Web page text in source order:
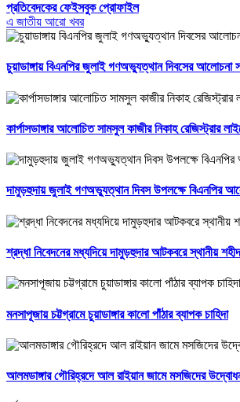
প্রতিবেদকের ফেইসবুক প্রোফাইল
এ জাতীয় আরো খবর
চুয়াডাঙ্গায় বিএনপির জুলাই গণঅভ্যুত্থান দিবসের আলোচনা
কার্পাসডাঙ্গার আলোচিত সামসুল কাজীর নিকাহ রেজিস্ট্রার
দামুড়হুদায় জুলাই গণঅভ্যুত্থান দিবস উপলক্ষে বিএনপির
শ্রদ্ধা নিবেদনের মধ্যদিয়ে দামুড়হুদার আটকবরে স্থানীয়
মনসাপূজায় চট্টগ্রামে চুয়াডাঙ্গার কালো পাঁঠার ব্যাপক চাহিদা
আলমডাঙ্গার গৌরিহ্রদে আল রাইয়ান জামে মসজিদের